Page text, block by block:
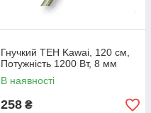
Гнучкий ТЕН Kawai, 120 см,
Потужність 1200 Вт, 8 мм
В наявності
258 ₴